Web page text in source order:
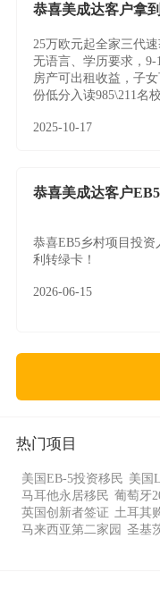
恭喜美成达客户拿
25万欧元起全家三代速
无语言、学历要求，9-
房产可出租收益，子
份低分入读985\211名校
2025-10-17
恭喜美成达客户
恭喜EB5乡村项目投资
利转绿卡！
2026-06-15
热门项目
美国EB-5投资移民 美国
马耳他永居移民 葡萄牙
英国创新者签证 土耳其
马来西亚第二家园 圣基